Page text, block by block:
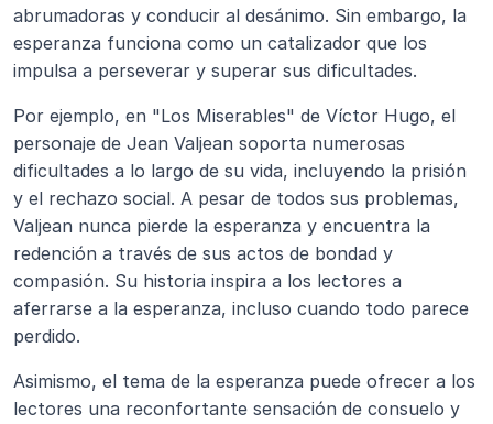
abrumadoras y conducir al desánimo. Sin embargo, la
esperanza funciona como un catalizador que los
impulsa a perseverar y superar sus dificultades.
Por ejemplo, en "Los Miserables" de Víctor Hugo, el
personaje de Jean Valjean soporta numerosas
dificultades a lo largo de su vida, incluyendo la prisión
y el rechazo social. A pesar de todos sus problemas,
Valjean nunca pierde la esperanza y encuentra la
redención a través de sus actos de bondad y
compasión. Su historia inspira a los lectores a
aferrarse a la esperanza, incluso cuando todo parece
perdido.
Asimismo, el tema de la esperanza puede ofrecer a los
lectores una reconfortante sensación de consuelo y